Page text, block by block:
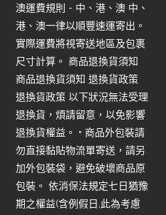
澳運費規則 - 中、港、澳 中、
港、澳一律以順豐速運寄出。
實際運費將視寄送地區及包裹
尺寸計算。 商品退換貨須知
商品退換貨須知 退換貨政策
退換貨政策 以下狀況無法受理
退換貨，煩請留意，以免影響
退換貨權益。 • 商品外包裝請
勿直接黏貼物流單寄送，請另
加外包裝袋，避免破壞商品原
包裝。 依消保法規定七日猶豫
期之權益(含例假日,此為考慮